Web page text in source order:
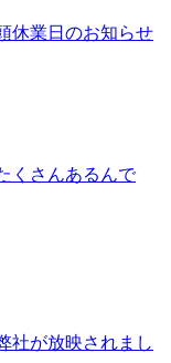
休業日のお知らせ
くさんあるんで
社が放映されまし